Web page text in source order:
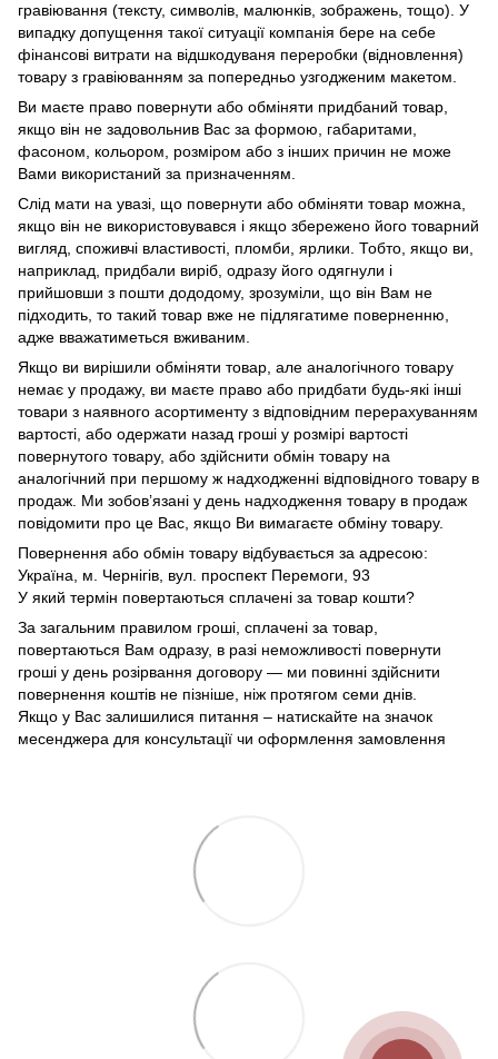
гравіювання (тексту, символів, малюнків, зображень, тощо). У
випадку допущення такої ситуації компанія бере на себе
фінансові витрати на відшкодуваня переробки (відновлення)
товару з гравіюванням за попередньо узгодженим макетом.
Ви маєте право повернути або обміняти придбаний товар,
якщо він не задовольнив Вас за формою, габаритами,
фасоном, кольором, розміром або з інших причин не може
Вами використаний за призначенням.
Слід мати на увазі, що повернути або обміняти товар можна,
якщо він не використовувався і якщо збережено його товарний
вигляд, споживчі властивості, пломби, ярлики. Тобто, якщо ви,
наприклад, придбали виріб, одразу його одягнули і
прийшовши з пошти дододому, зрозуміли, що він Вам не
підходить, то такий товар вже не підлягатиме поверненню,
адже вважатиметься вживаним.
Якщо ви вирішили обміняти товар, але аналогічного товару
немає у продажу, ви маєте право або придбати будь-які інші
товари з наявного асортименту з відповідним перерахуванням
вартості, або одержати назад гроші у розмірі вартості
повернутого товару, або здійснити обмін товару на
аналогічний при першому ж надходженні відповідного товару в
продаж. Ми зобов’язані у день надходження товару в продаж
повідомити про це Вас, якщо Ви вимагаєте обміну товару.
Повернення або обмін товару відбувається за адресою:
Україна, м. Чернігів, вул. проспект Перемоги, 93
У який термін повертаються сплачені за товар кошти?
За загальним правилом гроші, сплачені за товар,
повертаються Вам одразу, в разі неможливості повернути
гроші у день розірвання договору — ми повинні здійснити
повернення коштів не пізніше, ніж протягом семи днів.
Якщо у Вас залишилися питання – натискайте на значок
месенджера для консультації чи оформлення замовлення